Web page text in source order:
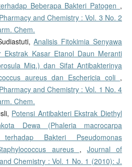
Beberapa Bakteri Patogen ,
and Chemistry : Vol. 3 No. 2
Chem.
Analisis Fitokimia Senyawa
Ekstrak Kasar Etanol Daun Meranti
Miq.) dan Sifat Antibakterinya
aureus dan Eschericia coli ,
and Chemistry : Vol. 1 No. 4
Chem.
Potensi Antibakteri Ekstrak Diethyl
Dewa (Phaleria macrocarpa
Bakteri Pseudomonas
aureus , Journal of
Chemistry : Vol. 1 No. 1 (2010): J.